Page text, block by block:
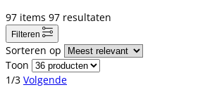
97 items 97 resultaten
Filteren
Sorteren op
Toon
1/3 Volgende